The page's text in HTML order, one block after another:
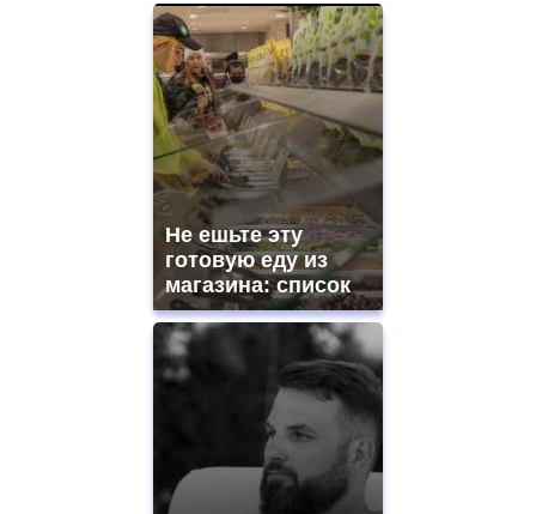
Не ешьте эту
готовую еду из
магазина: список